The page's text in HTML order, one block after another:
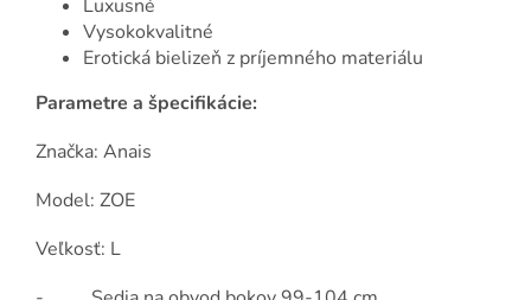
Luxusné
Vysokokvalitné
Erotická bielizeň z príjemného materiálu
Parametre a špecifikácie:
Značka: Anais
Model: ZOE
Veľkosť: L